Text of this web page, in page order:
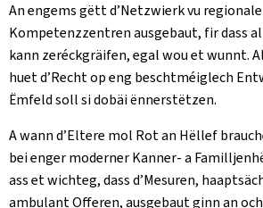
An engems gëtt d’Netzwierk vu
Kompetenzzentren ausgebaut, fir dass
kann zeréckgräifen, egal wou et wunnt.
huet d’Recht op eng beschtméiglech
Ëmfeld soll si dobäi ënnerstëtzen.
A wann d’Eltere mol Rot an Hëllef
bei enger moderner Kanner- a
ass et wichteg, dass d’Mesuren,
ambulant Offeren, ausgebaut ginn an